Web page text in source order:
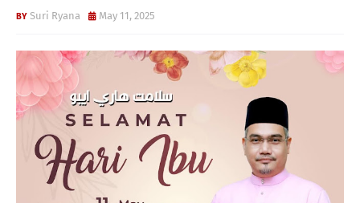
Suri Ryana May 11, 2025